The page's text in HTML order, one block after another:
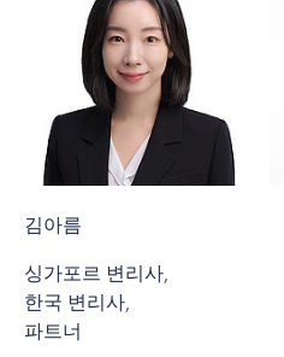
김아름
싱가포르 변리사,
한국 변리사,
파트너